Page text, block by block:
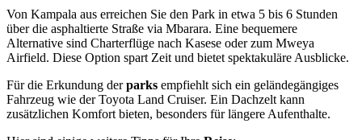
Von Kampala aus erreichen Sie den Park in etwa 5 bis 6 Stunden
über die asphaltierte Straße via Mbarara. Eine bequemere
Alternative sind Charterflüge nach Kasese oder zum Mweya
Airfield. Diese Option spart Zeit und bietet spektakuläre Ausblicke.
Für die Erkundung derparks empfiehlt sich ein geländegängiges
Fahrzeug wie der Toyota Land Cruiser. Ein Dachzelt kann
zusätzlichen Komfort bieten, besonders für längere Aufenthalte.